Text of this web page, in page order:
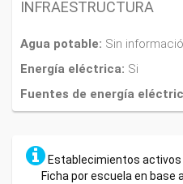
INFRAESTRUCTURA
Agua potable: Sin
Energía eléctrica: Si
Fuentes de energía
Establecimientos activos
Ficha por escuela en base